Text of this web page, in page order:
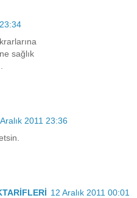
sağlık
2011 23:36
12 Aralık 2011 00:01